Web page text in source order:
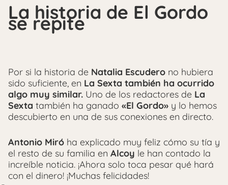
La historia de El Gordo
se repite
Por si la historia de Natalia Escudero no hubiera
sido suficiente, en La Sexta también ha ocurrido
algo muy similar. Uno de los redactores de La
Sexta también ha ganado «El Gordo» y lo hemos
descubierto en una de sus conexiones en directo.
Antonio Miró ha explicado muy feliz cómo su tía y
el resto de su familia en Alcoy le han contado la
increíble noticia. ¡Ahora solo toca pesar qué hará
con el dinero! ¡Muchas felicidades!